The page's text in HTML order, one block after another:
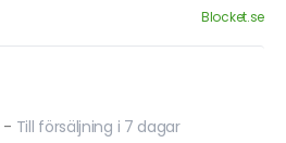
Blocket.se
- Till försäljning i 7 dagar